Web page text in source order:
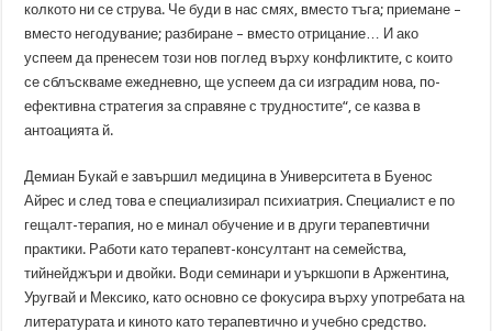
колкото ни се струва. Че буди в нас смях, вместо тъга; приемане –
вместо негодувание; разбиране – вместо отрицание… И ако
успеем да пренесем този нов поглед върху конфликтите, с които
се сблъскваме ежедневно, ще успеем да си изградим нова, по-
ефективна стратегия за справяне с трудностите“, се казва в
антоацията й.
Демиан Букай е завършил медицина в Университета в Буенос
Айрес и след това е специализирал психиатрия. Специалист е по
гещалт-терапия, но е минал обучение и в други терапевтични
практики. Работи като терапевт-консултант на семейства,
тийнейджъри и двойки. Води семинари и уъркшопи в Аржентина,
Уругвай и Мексико, като основно се фокусира върху употребата на
литературата и киното като терапевтично и учебно средство.